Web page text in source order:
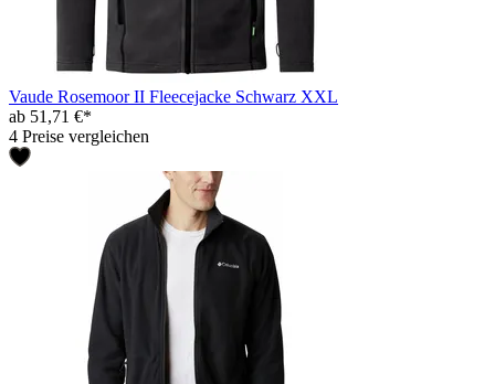
Vaude Rosemoor II Fleecejacke Schwarz XXL
ab 51,71 €*
4 Preise vergleichen